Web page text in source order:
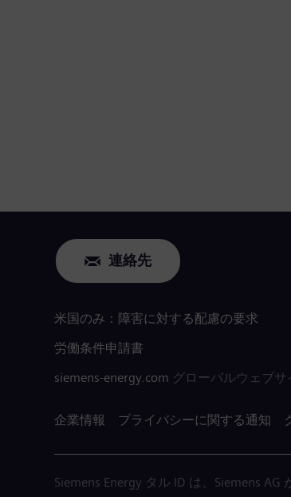
連絡先
米国のみ：障害に対する配慮の要求
労働条件申請書
siemens-energy.com グローバルウェブサ
企業情報 プライバシーに関する通知
Siemens Energy タル ID は、Siemens AG